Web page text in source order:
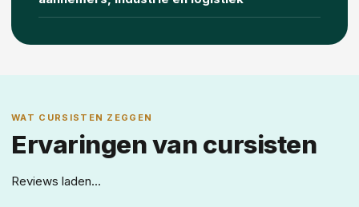
WAT CURSISTEN ZEGGEN
Ervaringen van cursisten
Reviews laden...